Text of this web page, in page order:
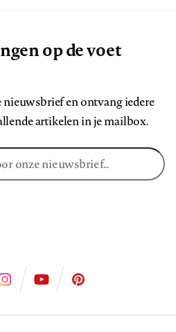
op de voet
en ontvang iedere
artikelen in je mailbox.
ons
ons